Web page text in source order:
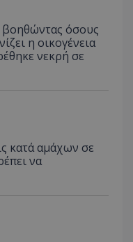
όσους
η οικογένεια
νεκρή σε
κατά αμάχων σε
να